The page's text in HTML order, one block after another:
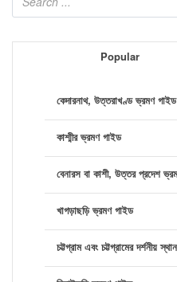
Popular
কেদারনাথ, উত্তরাখণ্ড ভ্রমণ গাইড
কাশ্মীর ভ্রমণ গাইড
বেনারস বা কাশী, উত্তর প্রদেশ
খাগড়াছড়ি ভ্রমণ গাইড
চট্টগ্রাম এবং চট্টগ্রামের দর্শনীয়